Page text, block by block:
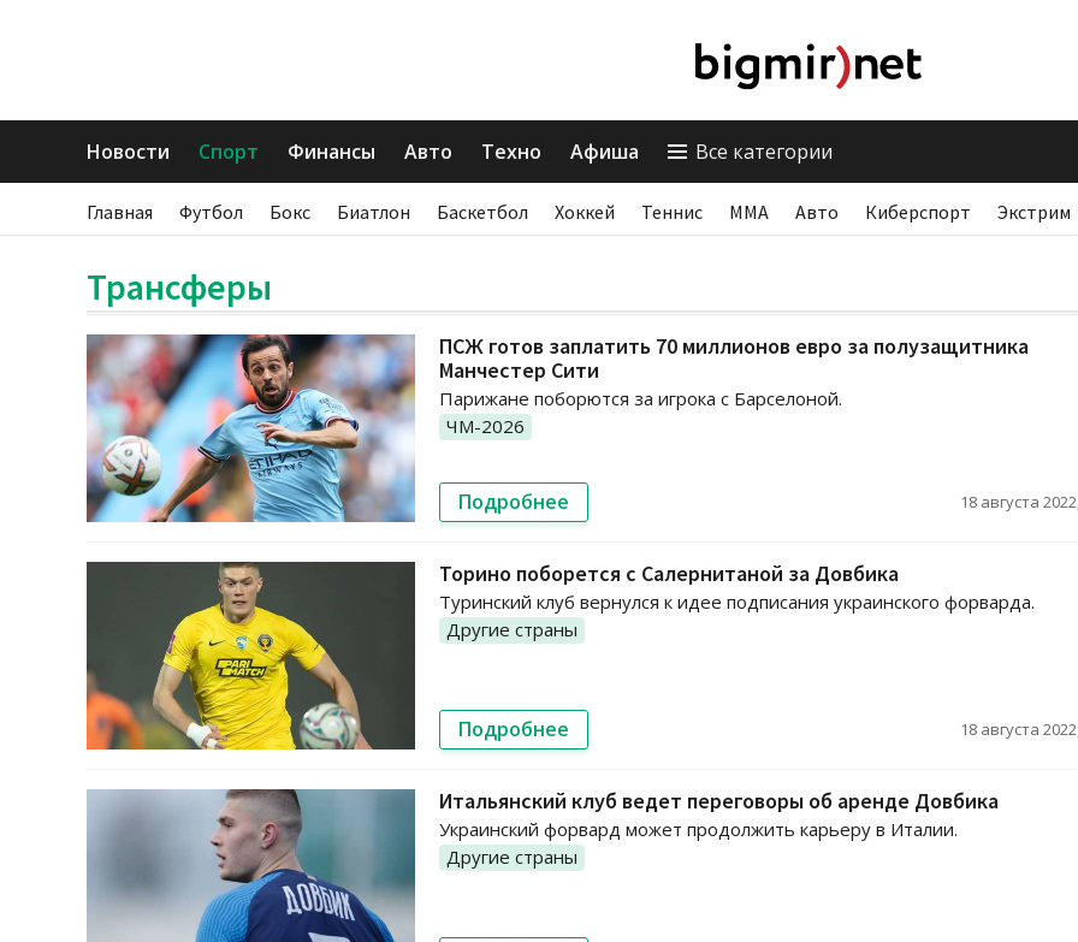
Новости Спорт Финансы Авто Техно Афиша Все категории
Главная Футбол Бокс Биатлон Баскетбол Хоккей Теннис ММА Авто Киберспорт Экстрим
Трансферы
ПСЖ готов заплатить 70 миллионов евро за полузащитника
Манчестер Сити
Парижане поборются за игрока с Барселоной.
ЧМ-2026
Подробнее 18 августа
Торино поборется с Салернитаной за Довбика
Туринский клуб вернулся к идее подписания украинского форварда.
Другие страны
Подробнее 18 августа
Итальянский клуб ведет переговоры об аренде Довбика
Украинский форвард может продолжить карьеру в Италии.
Другие страны